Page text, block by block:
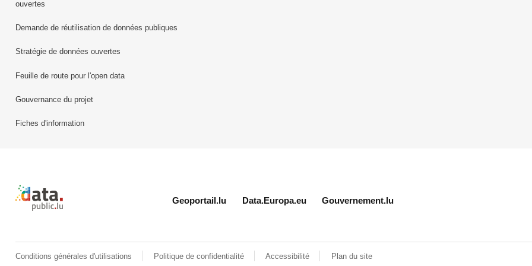
ouvertes
Demande de réutilisation de données publiques
Stratégie de données ouvertes
Feuille de route pour l'open data
Gouvernance du projet
Fiches d'information
Retour à l'accueil de data.public.lu
Geoportail.lu Data.Europa.eu Gouvernement.lu
Conditions générales d'utilisations Politique de confidentialité Accessibilité Plan du site